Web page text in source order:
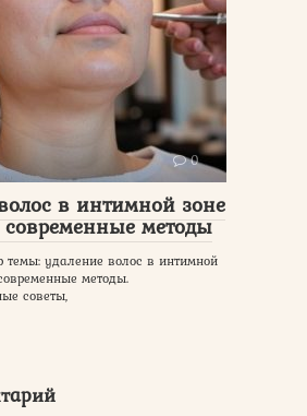
0
в интимной зоне
методы
темы: удаление волос в интимной
методы.
советы,